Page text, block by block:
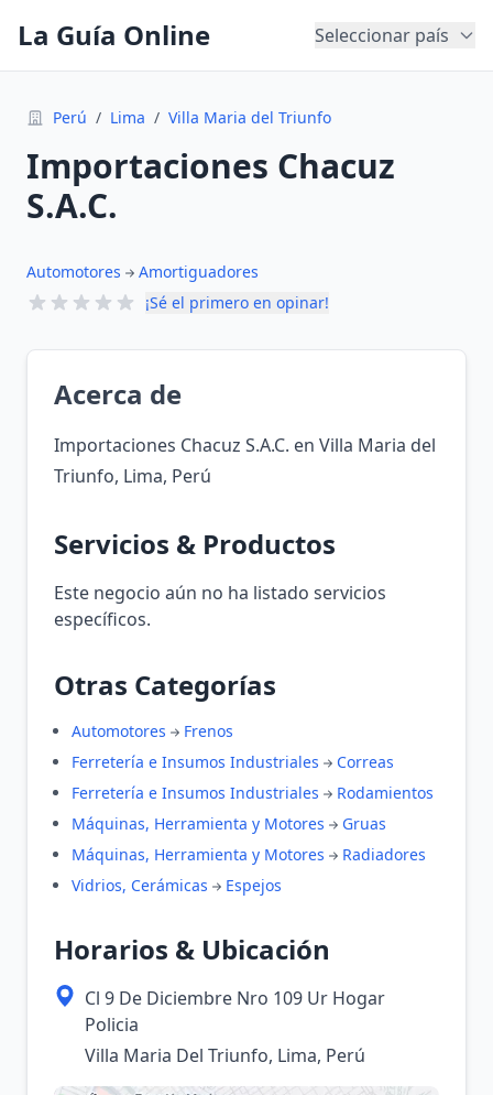
La Guía Online Seleccionar país
Perú / Lima / Villa Maria del Triunfo
Importaciones Chacuz
S.A.C.
Automotores
Amortiguadores
¡Sé el primero en opinar!
Acerca de
Importaciones Chacuz S.A.C. en Villa Maria del
Triunfo, Lima, Perú
Servicios & Productos
Este negocio aún no ha listado servicios
específicos.
Otras Categorías
Automotores
Frenos
Ferretería e Insumos Industriales
Correas
Ferretería e Insumos Industriales
Rodamientos
Máquinas, Herramienta y Motores
Gruas
Máquinas, Herramienta y Motores
Radiadores
Vidrios, Cerámicas
Espejos
Horarios & Ubicación
Cl 9 De Diciembre Nro 109 Ur Hogar
Policia
Villa Maria Del Triunfo, Lima, Perú